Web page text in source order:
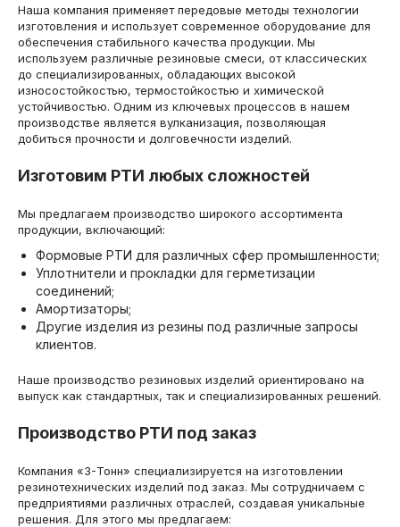
Наша компания применяет передовые методы технологии
изготовления и использует современное оборудование для
обеспечения стабильного качества продукции. Мы
используем различные резиновые смеси, от классических
до специализированных, обладающих высокой
износостойкостью, термостойкостью и химической
устойчивостью. Одним из ключевых процессов в нашем
производстве является вулканизация, позволяющая
добиться прочности и долговечности изделий.
Изготовим РТИ любых сложностей
Мы предлагаем производство широкого ассортимента
продукции, включающий:
Формовые РТИ для различных сфер промышленности;
Уплотнители и прокладки для герметизации
соединений;
Амортизаторы;
Другие изделия из резины под различные запросы
клиентов.
Наше производство резиновых изделий ориентировано на
выпуск как стандартных, так и специализированных решений.
Производство РТИ под заказ
Компания «3-Тонн» специализируется на изготовлении
резинотехнических изделий под заказ. Мы сотрудничаем с
предприятиями различных отраслей, создавая уникальные
решения. Для этого мы предлагаем: